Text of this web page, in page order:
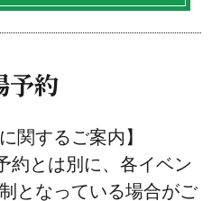
予約
関するご案内】
約とは別に、各イベン
となっている場合がご